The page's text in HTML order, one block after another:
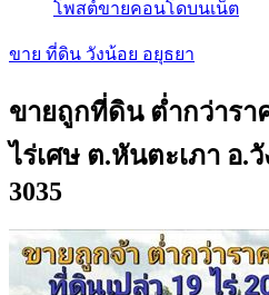
โพสต์ขายคอนโดบนเน็ต
ขาย ที่ดิน วังน้อย อยุธยา
ขายถูกที่ดิน ต่ำกว่ารา
ไร่เศษ ต.หันตะเภา อ.
3035